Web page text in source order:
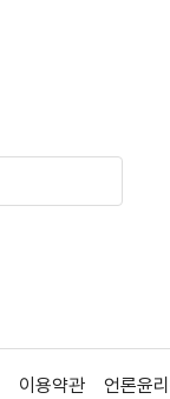
이용약관 언론윤